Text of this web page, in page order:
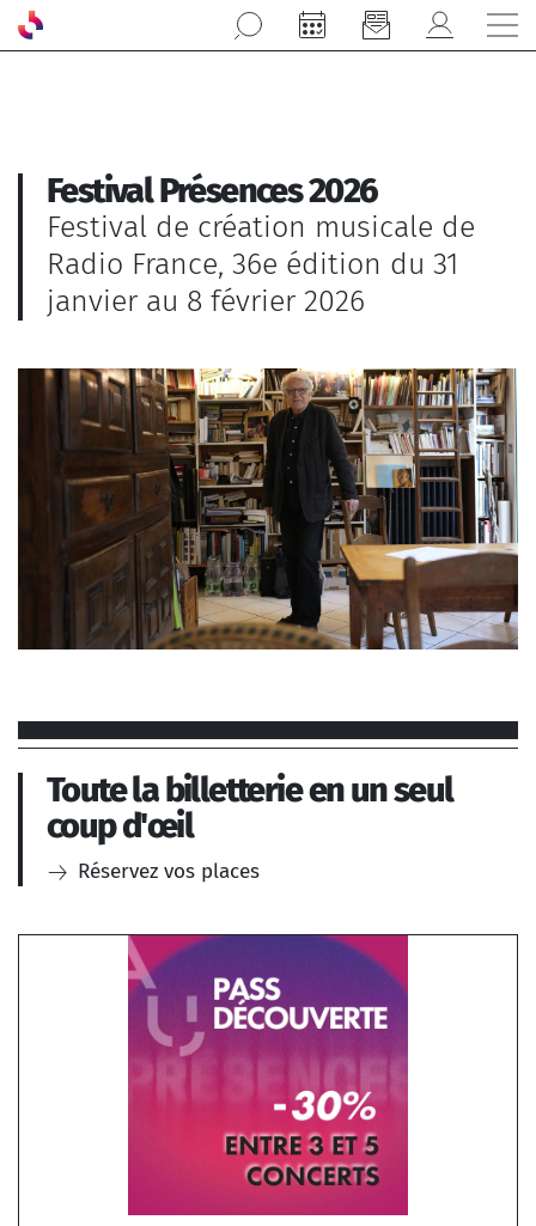
Aller au contenu principal
Festival Présences 2026
Festival de création musicale de
Radio France, 36e édition du 31
janvier au 8 février 2026
Georges Aperghis, un
portrait
Toute la billetterie en un seul
coup d'œil
Réservez vos places